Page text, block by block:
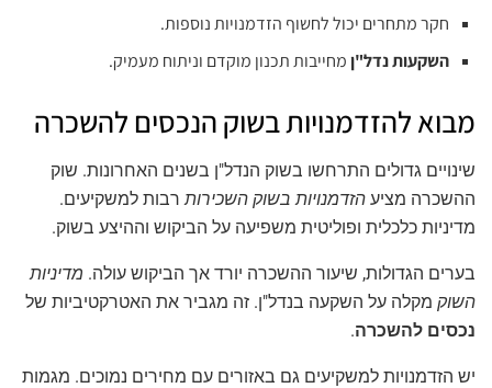
חקר מתחרים יכול לחשוף הזדמנויות נוספות.
השקעות נדל"ןמחייבות תכנון מוקדם וניתוח מעמיק.
מבוא להזדמנויות בשוק הנכסים להשכרה
שינויים גדולים התרחשו בשוק הנדל"ן בשנים האחרונות. שוק
ההשכרה מציע הזדמנויות בשוק השכירותרבות למשקיעים.
מדיניות כלכלית ופוליטית משפיעה על הביקוש וההיצע בשוק.
בערים הגדולות, שיעור ההשכרה יורד אך הביקוש עולה. מדיניות
השוק מקלה על השקעה בנדל"ן. זה מגביר את האטרקטיביות של
נכסים להשכרה.
יש הזדמנויות למשקיעים גם באזורים עם מחירים נמוכים. מגמות